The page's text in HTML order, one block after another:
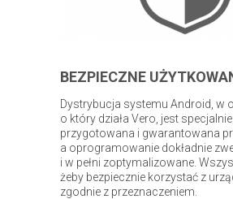
BEZPIECZNE
Dystrybucja systemu Android, w
o który działa Vero, jest specjalnie
przygotowana i gwarantowana
a oprogramowanie dokładnie
i w pełni zoptymalizowane.
żeby bezpiecznie korzystać z
zgodnie z przeznaczeniem.